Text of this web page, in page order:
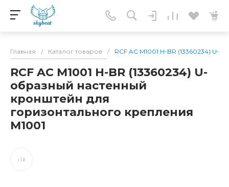
Главная / Каталог товаров / RCF AC M1001 H-BR (13360234)
RCF AC M1001 H-BR (13360234) U-
образный настенный
кронштейн для
горизонтального крепления
M1001